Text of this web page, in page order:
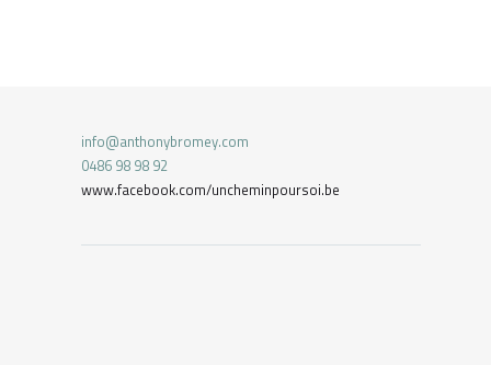
info@anthonybromey.com
0486 98 98 92
www.facebook.com/uncheminpoursoi.be